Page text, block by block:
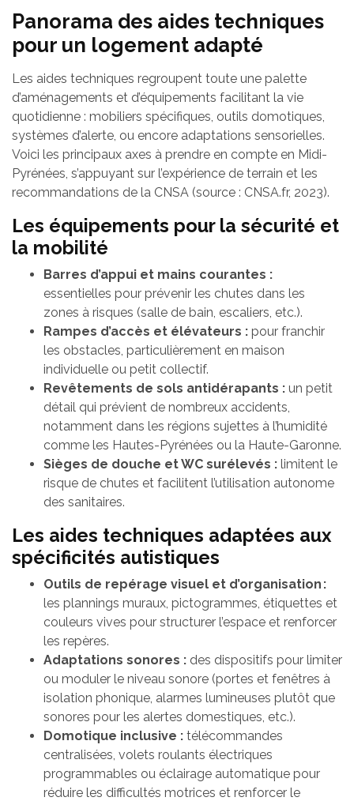
Panorama des aides techniques
pour un logement adapté
Les aides techniques regroupent toute une palette
d’aménagements et d’équipements facilitant la vie
quotidienne : mobiliers spécifiques, outils domotiques,
systèmes d’alerte, ou encore adaptations sensorielles.
Voici les principaux axes à prendre en compte en Midi-
Pyrénées, s’appuyant sur l’expérience de terrain et les
recommandations de la CNSA (source : CNSA.fr, 2023).
Les équipements pour la sécurité et
la mobilité
Barres d’appui et mains courantes :
essentielles pour prévenir les chutes dans les
zones à risques (salle de bain, escaliers, etc.).
Rampes d’accès et élévateurs : pour franchir
les obstacles, particulièrement en maison
individuelle ou petit collectif.
Revêtements de sols antidérapants : un petit
détail qui prévient de nombreux accidents,
notamment dans les régions sujettes à l’humidité
comme les Hautes-Pyrénées ou la Haute-Garonne.
Sièges de douche et WC surélevés : limitent le
risque de chutes et facilitent l’utilisation autonome
des sanitaires.
Les aides techniques adaptées aux
spécificités autistiques
Outils de repérage visuel et d’organisation :
les plannings muraux, pictogrammes, étiquettes et
couleurs vives pour structurer l’espace et renforcer
les repères.
Adaptations sonores : des dispositifs pour limiter
ou moduler le niveau sonore (portes et fenêtres à
isolation phonique, alarmes lumineuses plutôt que
sonores pour les alertes domestiques, etc.).
Domotique inclusive : télécommandes
centralisées, volets roulants électriques
programmables ou éclairage automatique pour
réduire les difficultés motrices et renforcer le